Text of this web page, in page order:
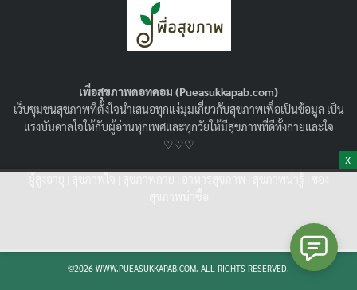
แจกสูตรมันบด คลีน ไม่อ้วน ทำง่าย อร่อยได้โดย
รวม สูตรมันบด คลีน 5 เมนู พร้อมเคล็ดลับเลือกวัตถุดิบ
เพื่อสุขภาพดอทคอม (Pueasukkapab.com)
เว็บชุมชนสุขภาพที่ตั้งใจนำเสนอทุกแง่มุมเกี่ยวกับสุขภาพเพื่อเป็นข้อมูล เป็น
แรงบันดาลใจให้กับผู้อ่านทุกเพศและทุกวัยให้มีสุขภาพที่ดีทั้งกายและใจ
♡♡♡
©2026 WWW.PUEASUKKAPAB.COM. ALL RIGHTS RESERVED.
X